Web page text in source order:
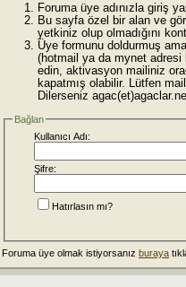
Foruma üye adınızla giriş
Bu sayfa özel bir alan ve
yetkiniz olup olmadığını
Üye formunu doldurmuş
(hotmail ya da mynet adresi
edin, aktivasyon mailiniz
kapatmış olabilir. Lütfen
Dilerseniz
Bağlan
Kullanıcı Adı:
Şifre:
Hatırlasın mı?
Foruma üye olmak istiyorsanız buraya